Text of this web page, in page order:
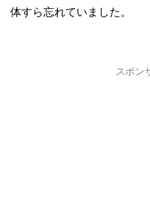
体すら忘れていました。
スポン